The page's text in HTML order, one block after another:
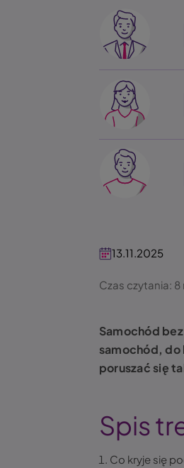
Image
Image
Image
13.11.2025
Czas czytania: 8
Samochód
samochód, do
poruszać się
Spis
Co kryje się